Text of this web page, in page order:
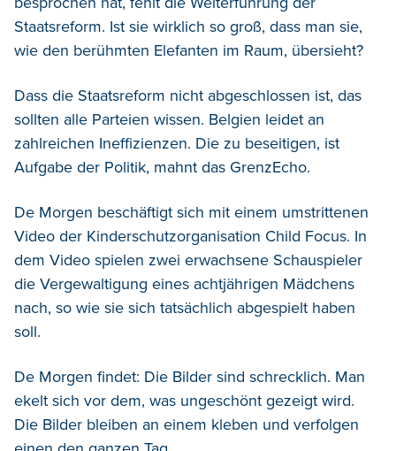
Staatsreform. Ist sie wirklich so groß, dass man sie,
wie den berühmten Elefanten im Raum, übersieht?
Dass die Staatsreform nicht abgeschlossen ist, das
sollten alle Parteien wissen. Belgien leidet an
zahlreichen Ineffizienzen. Die zu beseitigen, ist
Aufgabe der Politik, mahnt das GrenzEcho.
De Morgen beschäftigt sich mit einem umstrittenen
Video der Kinderschutzorganisation Child Focus. In
dem Video spielen zwei erwachsene Schauspieler
die Vergewaltigung eines achtjährigen Mädchens
nach, so wie sie sich tatsächlich abgespielt haben
soll.
De Morgen findet: Die Bilder sind schrecklich. Man
ekelt sich vor dem, was ungeschönt gezeigt wird.
Die Bilder bleiben an einem kleben und verfolgen